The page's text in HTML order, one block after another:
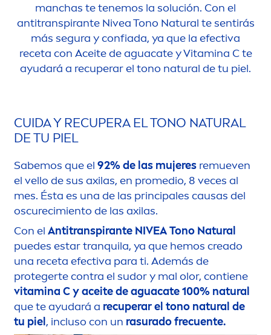
manchas te tenemos la solución. Con el
antitranspirante NiveaTono Natural te sentirás
más segura y confiada, ya que la efectiva
receta con Aceite de aguacate yVitamina C te
ayudará a recuperar el tono natural de tu piel.
CUIDA Y RECUPERA EL TONO NATURAL
DE TU PIEL
Sabemos que el 92% de las mujeres remueven
el vello de sus axilas, en promedio, 8 veces al
mes. Ésta es una de las principales causas del
oscurecimiento de las axilas.
Con el Antitranspirante NIVEATono Natural
puedes estar tranquila, ya que hemos creado
una receta efectiva para ti. Además de
protegerte contra el sudor y mal olor, contiene
vitamina C y aceite de aguacate 100% natural
que te ayudará a recuperar el tono natural de
tu piel, incluso con un rasurado frecuente.